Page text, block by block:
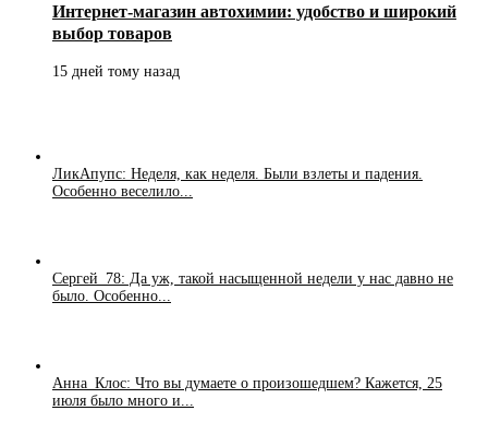
Интернет-магазин автохимии: удобство и широкий
выбор товаров
15 дней тому назад
ЛикАпупс: Неделя, как неделя. Были взлеты и падения.
Особенно веселило...
Сергей_78: Да уж, такой насыщенной недели у нас давно не
было. Особенно...
Анна_Клос: Что вы думаете о произошедшем? Кажется, 25
июля было много и...